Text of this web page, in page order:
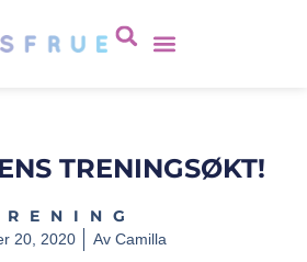
TRENINGSØKT!
20, 2020 AvCamilla